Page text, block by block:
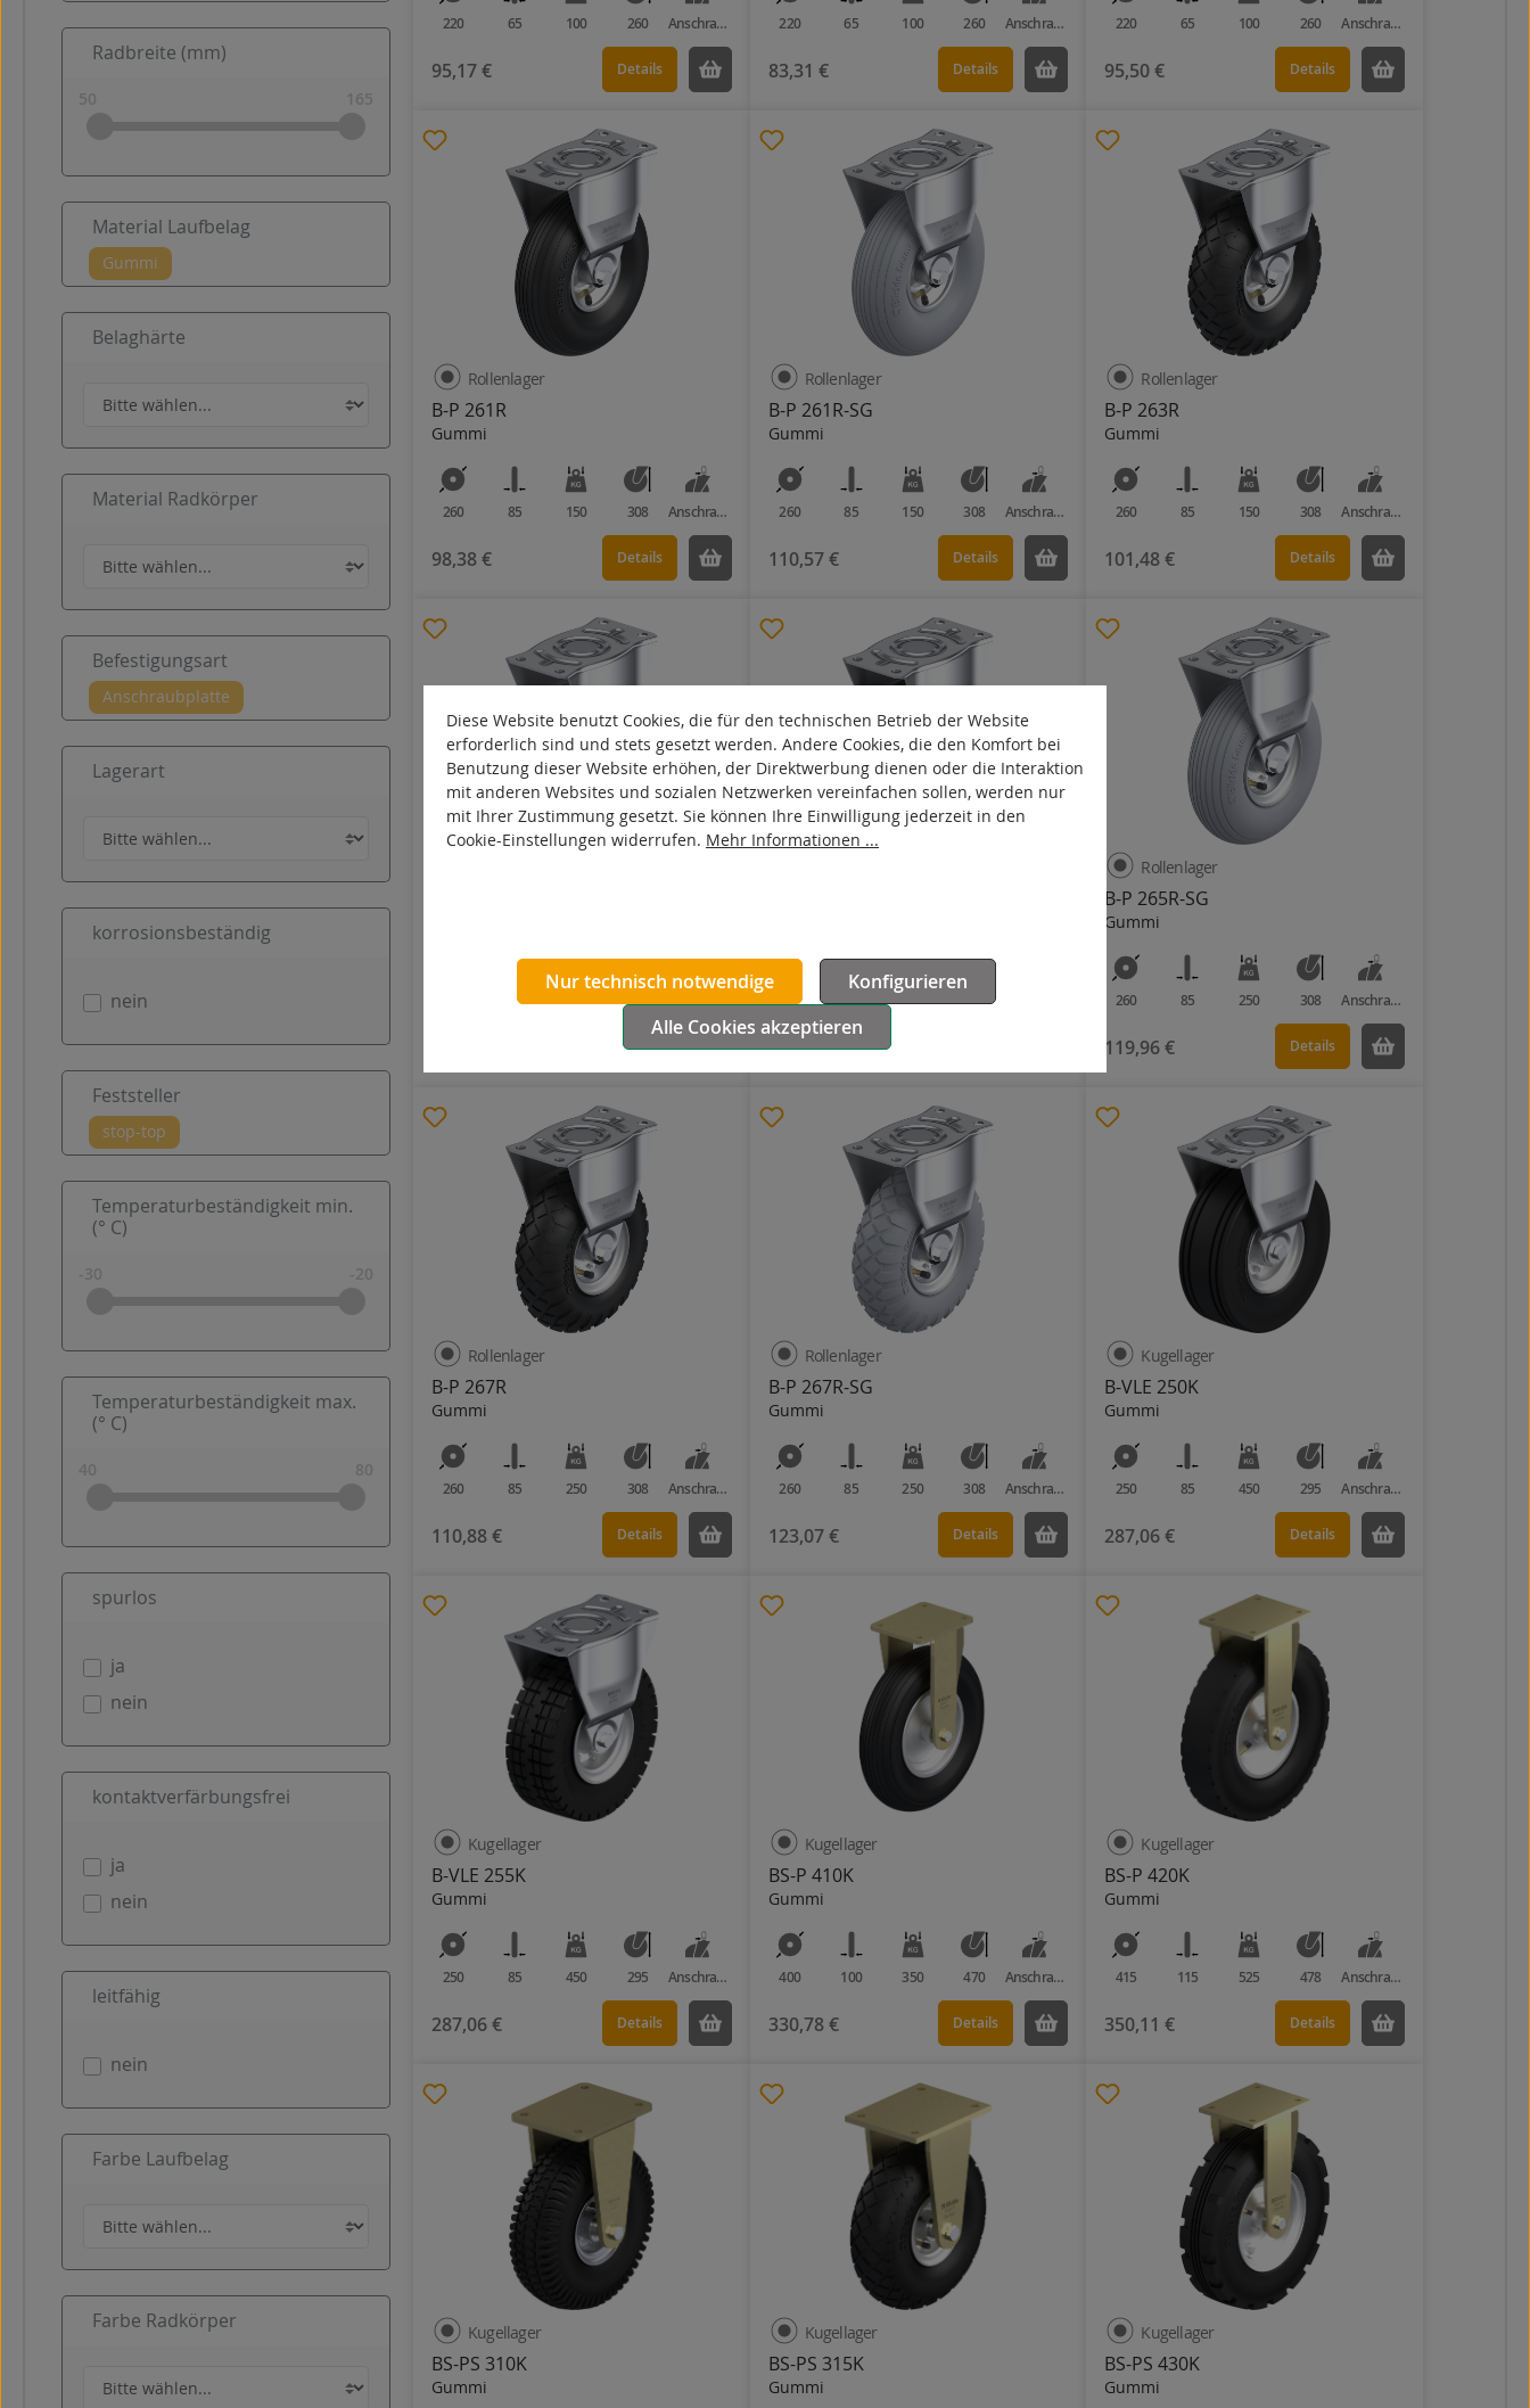
Radbreite (mm)
Material Laufbelag
Belaghärte
Material Radkörper
Befestigungsart
Lagerart
korrosionsbeständig
nein
Feststeller
Temperaturbeständigkeit min.
(° C)
Temperaturbeständigkeit max.
(° C)
spurlos
ja
nein
kontaktverfärbungsfrei
ja
nein
leitfähig
nein
Farbe Laufbelag
Farbe Radkörper
220 65 100 260 Anschraubplatte
95,17 € Details
220 65 100 260 Anschraubplatte
83,31 € Details
220 65 100 260 Anschraubplatte
95,50 € Details
B-P 261R
Gummi
Rollenlager
260 85 150 308 Anschraubplatte
98,38 € Details
B-P 261R-SG
Gummi
Rollenlager
260 85 150 308 Anschraubplatte
110,57 € Details
B-P 263R
Gummi
Rollenlager
260 85 150 308 Anschraubplatte
101,48 € Details
85 150 308 Anschraubplatte
Details
260 85 250 308
107,77 €
B-P 265R-SG
Gummi
Rollenlager
260 85 250 308 Anschraubplatte
119,96 € Details
B-P 267R
Gummi
Rollenlager
260 85 250 308 Anschraubplatte
110,88 € Details
B-P 267R-SG
Gummi
Rollenlager
260 85 250 308 Anschraubplatte
123,07 € Details
B-VLE 250K
Gummi
Kugellager
250 85 450 295 Anschraubplatte
287,06 € Details
B-VLE 255K
Gummi
Kugellager
250 85 450 295 Anschraubplatte
287,06 € Details
BS-P 410K
Gummi
Kugellager
400 100 350 470 Anschraubplatte
330,78 € Details
BS-P 420K
Gummi
Kugellager
415 115 525 478 Anschraubplatte
350,11 € Details
BS-PS 310K
Gummi
Kugellager
BS-PS 315K
Gummi
Kugellager
BS-PS 430K
Gummi
Kugellager
Diese Website benutzt Cookies, die für den technischen Betrieb der Website
erforderlich sind und stets gesetzt werden. Andere Cookies, die den Komfort bei
Benutzung dieser Website erhöhen, der Direktwerbung dienen oder die Interaktion
mit anderen Websites und sozialen Netzwerken vereinfachen sollen, werden nur
mit Ihrer Zustimmung gesetzt. Sie können Ihre Einwilligung jederzeit in den
Cookie-Einstellungen widerrufen. Mehr Informationen ...
Nur technisch notwendige
Konfigurieren
Alle Cookies akzeptieren